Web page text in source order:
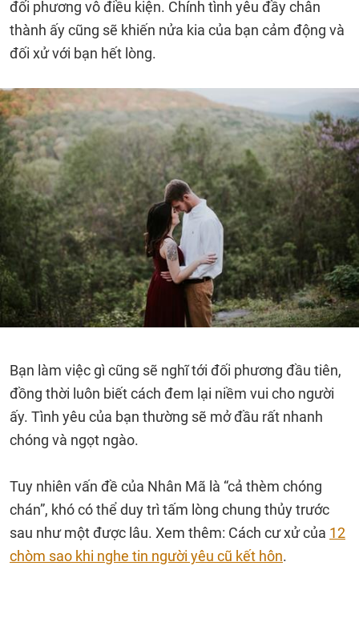
đối phương vô điều kiện. Chính tình yêu đầy chân
thành ấy cũng sẽ khiến nửa kia của bạn cảm động và
đối xử với bạn hết lòng.
Bạn làm việc gì cũng sẽ nghĩ tới đối phương đầu tiên,
đồng thời luôn biết cách đem lại niềm vui cho người
ấy. Tình yêu của bạn thường sẽ mở đầu rất nhanh
chóng và ngọt ngào.
Tuy nhiên vấn đề của Nhân Mã là “cả thèm chóng
chán”, khó có thể duy trì tấm lòng chung thủy trước
sau như một được lâu. Xem thêm: Cách cư xử của 12
chòm sao khi nghe tin người yêu cũ kết hôn.